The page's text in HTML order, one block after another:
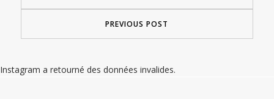
PREVIOUS POST
Instagram a retourné des données invalides.